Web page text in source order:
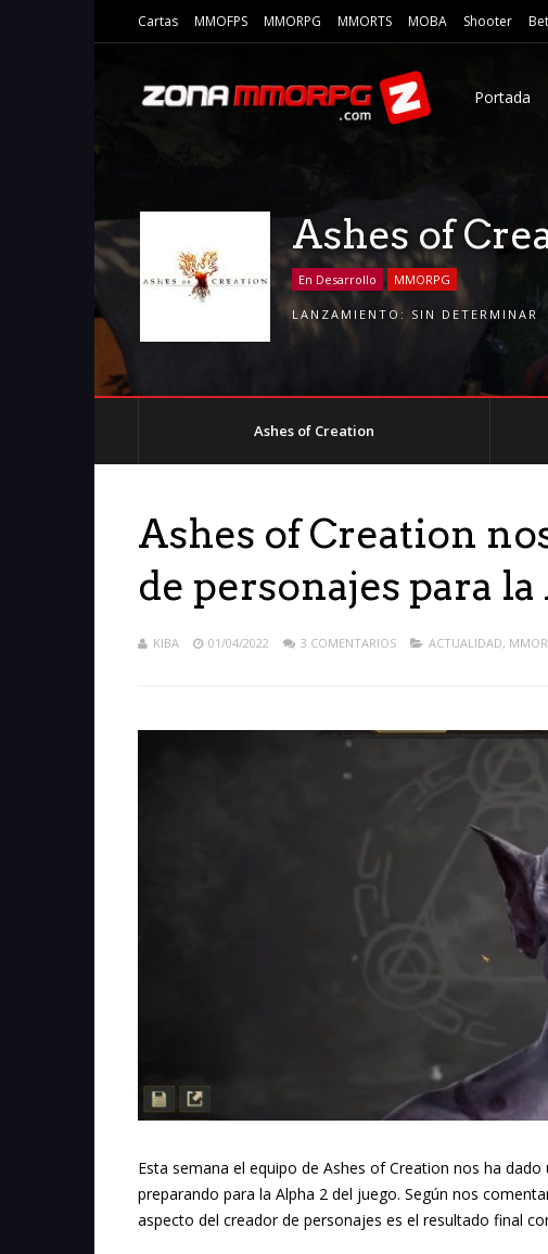
Cartas MMOFPS MMORPG MMORTS MOBA Shooter
Portada
Ashes of
En Desarrollo MMORPG
LANZAMIENTO: SIN DETERMINAR
Ashes of Creation
Ashes of Creation
de personajes para
KIBA 01/04/2022 3 COMENTARIOS ACTUALIDAD,
Esta semana el equipo de Ashes of Creation nos ha
preparando para la Alpha 2 del juego. Según nos
aspecto del creador de personajes es el resultado final